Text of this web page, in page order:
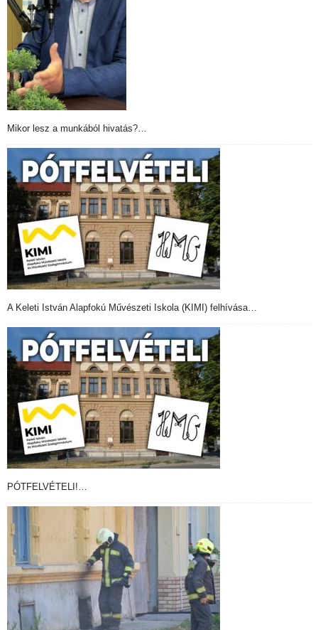
Mikor lesz a munkából hivatás?…
A Keleti István Alapfokú Művészeti Iskola (KIMI) felhívása…
PÓTFELVÉTELI!…